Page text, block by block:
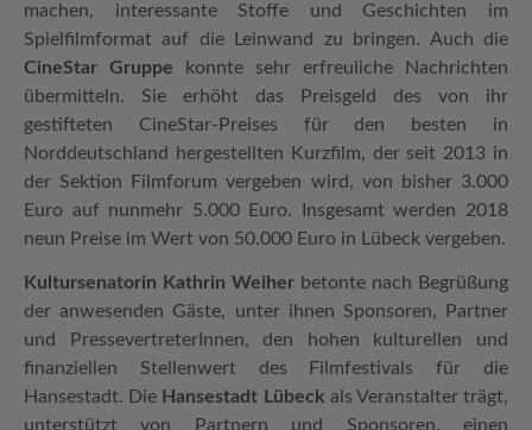
machen, interessante Stoffe und Geschichten im
Spielfilmformat auf die Leinwand zu bringen. Auch die
CineStar Gruppe konnte sehr erfreuliche Nachrichten
übermitteln. Sie erhöht das Preisgeld des von ihr
gestifteten CineStar-Preises für den besten in
Norddeutschland hergestellten Kurzfilm, der seit 2013 in
der Sektion Filmforum vergeben wird, von bisher 3.000
Euro auf nunmehr 5.000 Euro. Insgesamt werden 2018
neun Preise im Wert von 50.000 Euro in Lübeck vergeben.
Kultursenatorin Kathrin Weiher betonte nach Begrüßung
der anwesenden Gäste, unter ihnen Sponsoren, Partner
und PressevertreterInnen, den hohen kulturellen und
finanziellen Stellenwert des Filmfestivals für die
Hansestadt. Die Hansestadt Lübeck als Veranstalter trägt,
unterstützt von Partnern und Sponsoren, einen